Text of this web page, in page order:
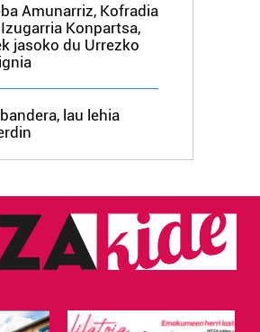
Amunarriz, Kofradia
Konpartsa,
jasoko du Urrezko
lau lehia